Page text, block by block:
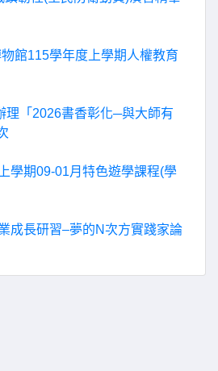
館115學年度上學期人權教育
理「2026書香彰化─與大師有
學期09-01月特色遊學課程(學
成長研習–夢的N次方實踐家論